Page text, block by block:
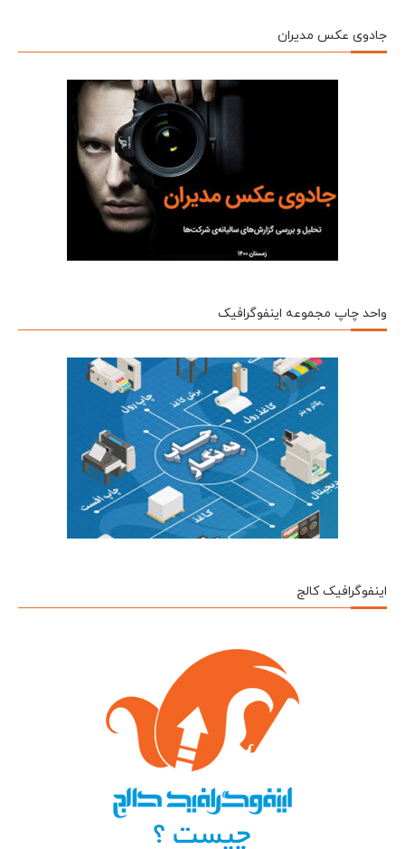
جادوی عکس مدیران
واحد چاپ مجموعه اینفوگرافیک
اینفوگرافیک کالج